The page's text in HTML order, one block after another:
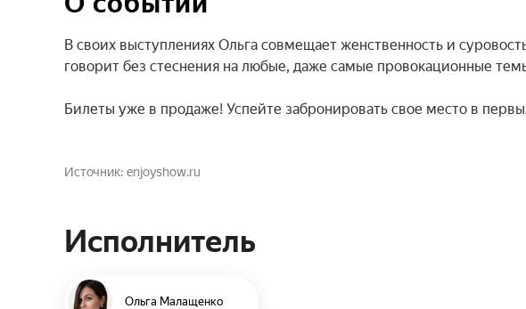
В своих выступлениях Ольга совмещает женственность и
говорит без стеснения на любые, даже самые провокационные
Билеты уже в продаже! Успейте забронировать свое место в
Источник enjoyshow.ru
Исполнитель
Ольга Малащенко